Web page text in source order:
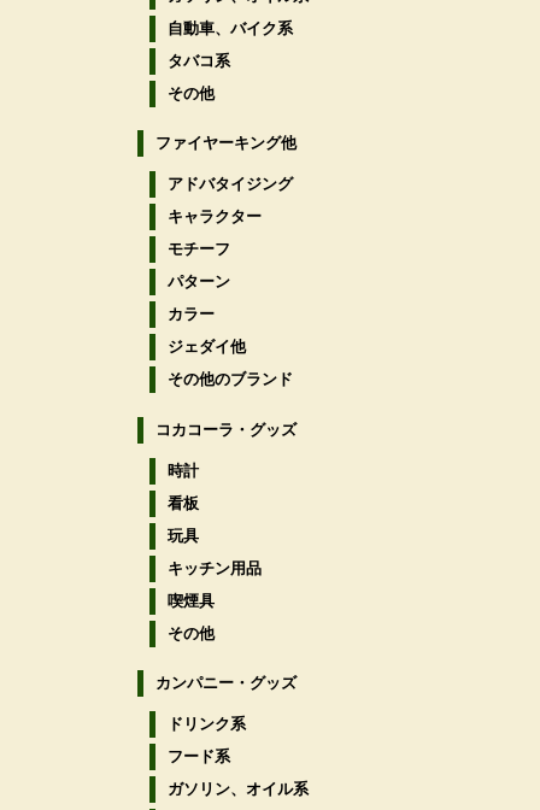
自動車、バイク系
タバコ系
その他
ファイヤーキング他
アドバタイジング
キャラクター
モチーフ
パターン
カラー
ジェダイ他
その他のブランド
コカコーラ・グッズ
時計
看板
玩具
キッチン用品
喫煙具
その他
カンパニー・グッズ
ドリンク系
フード系
ガソリン、オイル系